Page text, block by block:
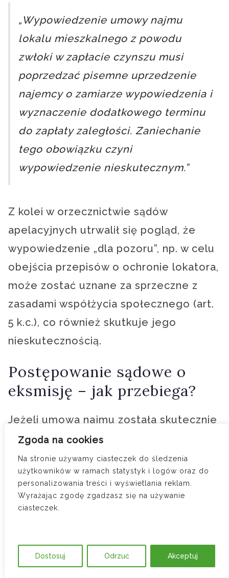
Zgoda na cookies
Na stronie używamy ciasteczek do śledzenia
użytkowników w ramach statystyk i logów oraz do
personalizowania treści i wyświetlania reklam.
Wyrażając zgodę zgadzasz się na używanie
ciasteczek.
Dostosuj Odrzuć Akceptuj
„Wypowiedzenie umowy najmu
lokalu mieszkalnego z powodu
zwłoki w zapłacie czynszu musi
poprzedzać pisemne uprzedzenie
najemcy o zamiarze wypowiedzenia i
wyznaczenie dodatkowego terminu
do zapłaty zaległości. Zaniechanie
tego obowiązku czyni
wypowiedzenie nieskutecznym.”
Z kolei w orzecznictwie sądów
apelacyjnych utrwalił się pogląd, że
wypowiedzenie „dla pozoru”, np. w celu
obejścia przepisów o ochronie lokatora,
może zostać uznane za sprzeczne z
zasadami współżycia społecznego (art.
5 k.c.), co również skutkuje jego
nieskutecznością.
Postępowanie sądowe o
eksmisję – jak przebiega?
Jeżeli umowa najmu została skutecznie
wypowiedziana, a lokator nie opuszcza
lokalu, właściciel nie ma innej drogi niż
wystąpienie do sądu z powództwem o
opróżnienie lokalu (eksmitowanie).
Pozew o eksmisję wnosi się do sądu
położenia nieruchomości.